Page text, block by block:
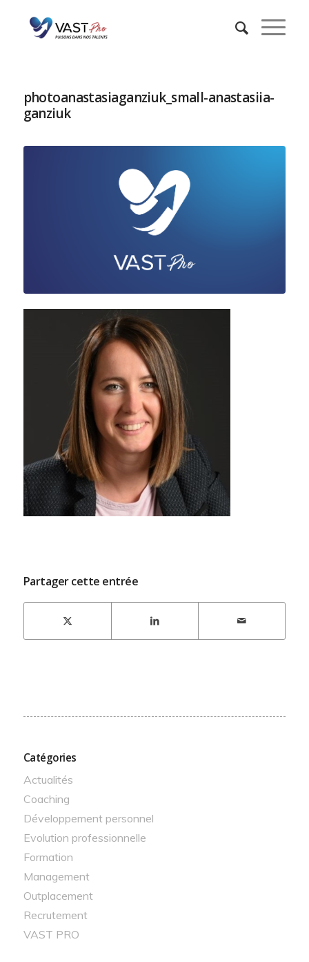
photoanastasiaganziuk_small-anastasiia-
ganziuk
Partager cette entrée
Catégories
Actualités
Coaching
Développement personnel
Evolution professionnelle
Formation
Management
Outplacement
Recrutement
VAST PRO